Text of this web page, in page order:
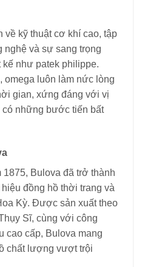
kỹ thuật cơ khí cao, tập
nghệ và sự sang trọng
kế như patek philippe.
omega luôn làm nức lòng
gian, xứng đáng với vị
có những bước tiến bất
Bulova đã trở thành
đồng hồ thời trang và
Kỳ. Được sản xuất theo
Sĩ, cùng với công
cao cấp, Bulova mang
chất lượng vượt trội